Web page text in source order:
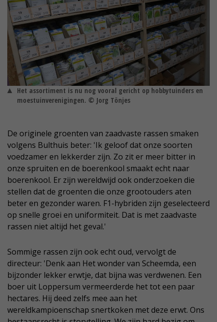
Het assortiment is nu nog vooral gericht op hobbytuinders en
moestuinverenigingen. © Jorg Tönjes
De originele groenten van zaadvaste rassen smaken
volgens Bulthuis beter: 'Ik geloof dat onze soorten
voedzamer en lekkerder zijn. Zo zit er meer bitter in
onze spruiten en de boerenkool smaakt echt naar
boerenkool. Er zijn wereldwijd ook onderzoeken die
stellen dat de groenten die onze grootouders aten
beter en gezonder waren. F1-hybriden zijn geselecteerd
op snelle groei en uniformiteit. Dat is met zaadvaste
rassen niet altijd het geval.'
Sommige rassen zijn ook echt oud, vervolgt de
directeur: 'Denk aan Het wonder van Scheemda, een
bijzonder lekker erwtje, dat bijna was verdwenen. Een
boer uit Loppersum vermeerderde het tot een paar
hectares. Hij deed zelfs mee aan het
wereldkampioenschap snertkoken met deze erwt. Ons